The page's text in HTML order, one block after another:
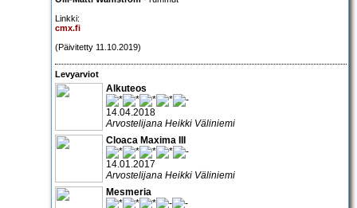
Linkki:
cmx.fi
(Päivitetty 11.10.2019)
Levyarviot
Alkuteos
14.04.2018
Arvostelijana Heikki Väliniemi
Cloaca Maxima III
14.01.2017
Arvostelijana Heikki Väliniemi
Mesmeria